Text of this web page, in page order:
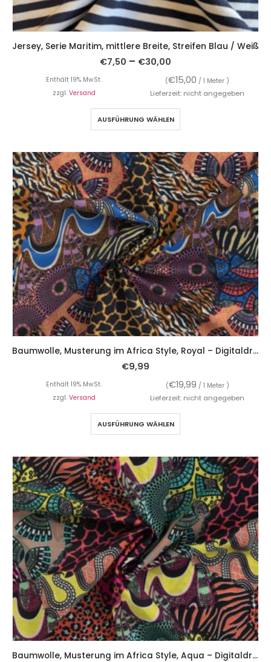
Jersey, Serie Maritim, mittlere Breite, Streifen Blau / Weiß
€7,50 – €30,00
Enthält 19% MwSt. (€15,00 / 1 Meter )
zzgl. Versand Lieferzeit: nicht angegeben
AUSFÜHRUNG WÄHLEN
Baumwolle, Musterung im Africa Style, Royal – Digitaldruck
€9,99
Enthält 19% MwSt. (€19,99 / 1 Meter )
zzgl. Versand Lieferzeit: nicht angegeben
AUSFÜHRUNG WÄHLEN
Baumwolle, Musterung im Africa Style, Aqua – Digitaldruck